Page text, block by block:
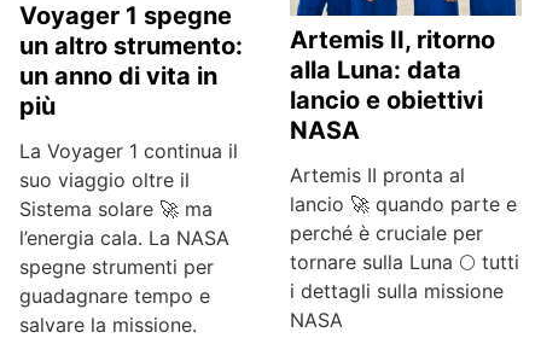
Voyager 1 spegne
un altro strumento:
un anno di vita in
più
La Voyager 1 continua il
suo viaggio oltre il
Sistema solare 🚀 ma
l’energia cala. La NASA
spegne strumenti per
guadagnare tempo e
salvare la missione.
Artemis II, ritorno
alla Luna: data
lancio e obiettivi
NASA
Artemis II pronta al
lancio 🚀 quando parte e
perché è cruciale per
tornare sulla Luna 🌕 tutti
i dettagli sulla missione
NASA